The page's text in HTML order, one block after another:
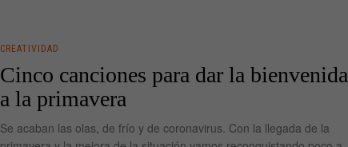
CREATIVIDAD
Cinco canciones para dar la bienvenida
a la primavera
Se acaban las olas, de frío y de coronavirus. Con la llegada de la